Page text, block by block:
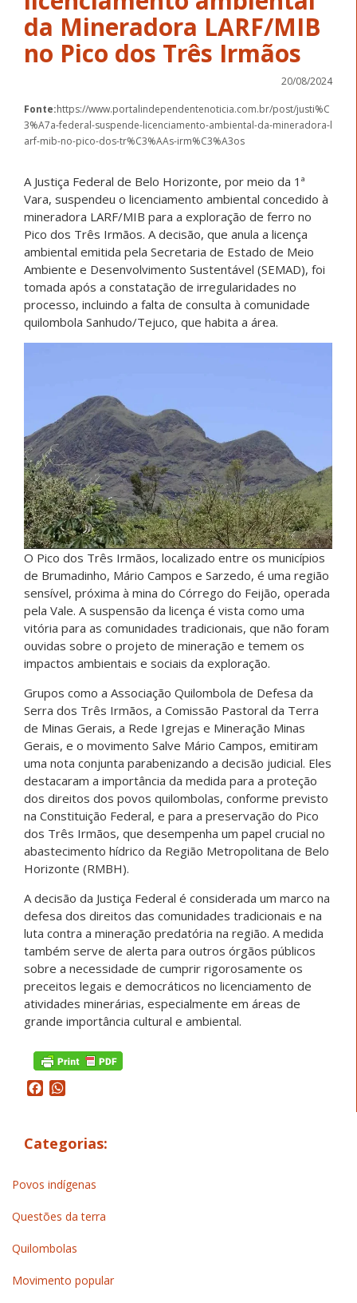
da Mineradora LARF/MIB
no Pico dos Três Irmãos
20/08/2024
Fonte:https://www.portalindependentenoticia.com.br/post/justi%C
3%A7a-federal-suspende-licenciamento-ambiental-da-mineradora-l
arf-mib-no-pico-dos-tr%C3%AAs-irm%C3%A3os
A Justiça Federal de Belo Horizonte, por meio da 1ª
Vara, suspendeu o licenciamento ambiental concedido à
mineradora LARF/MIB para a exploração de ferro no
Pico dos Três Irmãos. A decisão, que anula a licença
ambiental emitida pela Secretaria de Estado de Meio
Ambiente e Desenvolvimento Sustentável (SEMAD), foi
tomada após a constatação de irregularidades no
processo, incluindo a falta de consulta à comunidade
quilombola Sanhudo/Tejuco, que habita a área.
O Pico dos Três Irmãos, localizado entre os municípios
de Brumadinho, Mário Campos e Sarzedo, é uma região
sensível, próxima à mina do Córrego do Feijão, operada
pela Vale. A suspensão da licença é vista como uma
vitória para as comunidades tradicionais, que não foram
ouvidas sobre o projeto de mineração e temem os
impactos ambientais e sociais da exploração.
Grupos como a Associação Quilombola de Defesa da
Serra dos Três Irmãos, a Comissão Pastoral da Terra
de Minas Gerais, a Rede Igrejas e Mineração Minas
Gerais, e o movimento Salve Mário Campos, emitiram
uma nota conjunta parabenizando a decisão judicial. Eles
destacaram a importância da medida para a proteção
dos direitos dos povos quilombolas, conforme previsto
na Constituição Federal, e para a preservação do Pico
dos Três Irmãos, que desempenha um papel crucial no
abastecimento hídrico da Região Metropolitana de Belo
Horizonte (RMBH).
A decisão da Justiça Federal é considerada um marco na
defesa dos direitos das comunidades tradicionais e na
luta contra a mineração predatória na região. A medida
também serve de alerta para outros órgãos públicos
sobre a necessidade de cumprir rigorosamente os
preceitos legais e democráticos no licenciamento de
atividades minerárias, especialmente em áreas de
grande importância cultural e ambiental.
Facebook
Categorias:
Povos indígenas
Questões da terra
Quilombolas
Movimento popular